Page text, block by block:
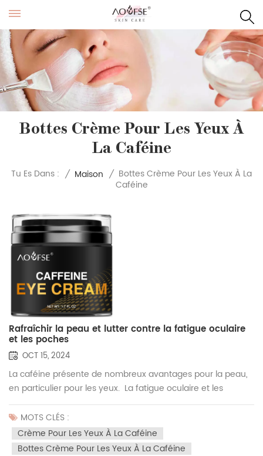
Bottes Crème Pour Les Yeux À
La Caféine
Tu Es Dans : / Maison / Bottes Crème Pour Les Yeux À La
Caféine
Rafraîchir la peau et lutter contre la fatigue oculaire
et les poches
OCT 15, 2024
La caféine présente de nombreux avantages pour la peau,
en particulier pour les yeux. La fatigue oculaire et les
gonflements sont un problème courant chez de
nombreuses personnes, et la crème pour les yeux à la
caféine Aoxue est une bouée de sauvetage. Ce crème pour
les yeux est plein d...
MOTS CLÉS :
Crème Pour Les Yeux À La Caféine
Bottes Crème Pour Les Yeux À La Caféine